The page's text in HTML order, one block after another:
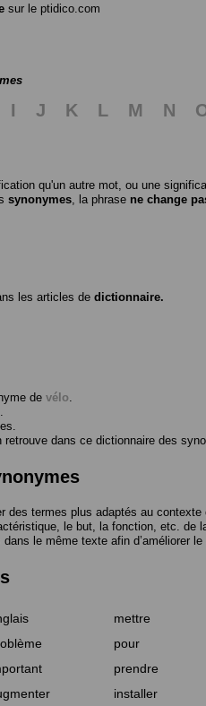
sur le ptidico.com
I J K L M N
qu'un autre mot, ou une
synonymes , la phrase ne change
les articles de dictionnaire.
de vélo
retrouve dans ce dictionnaire des
des termes plus adaptés au
le but, la fonction, etc. de
le même texte afin d’améliorer
mettre
pour
prendre
installer